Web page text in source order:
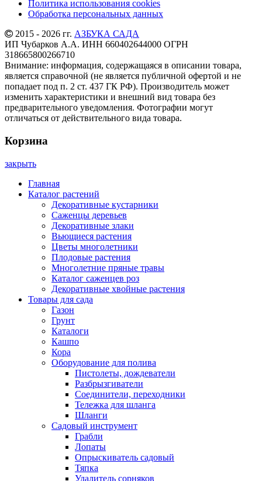
Политика использования cookies
Обработка персональных данных
2015 - 2026 гг. АЗБУКА САДА
ИП Чубарков А.А. ИНН 660402644000 ОГРН
318665800266710
Внимание: информация, содержащаяся в описании товара,
является справочной (не является публичной офертой и не
попадает под п. 2 ст. 437 ГК РФ). Производитель может
изменить характеристики и внешний вид товара без
предварительного уведомления. Фотографии могут
отличаться от действительного вида товара.
Корзина
закрыть
Главная
Каталог растений
Декоративные кустарники
Саженцы деревьев
Декоративные злаки
Вьющиеся растения
Цветы многолетники
Плодовые растения
Многолетние пряные травы
Каталог саженцев роз
Декоративные хвойные растения
Товары для сада
Газон
Грунт
Каталоги
Кашпо
Кора
Оборудование для полива
Пистолеты, дождеватели
Разбрызгиватели
Соединители, переходники
Тележка для шланга
Шланги
Садовый инструмент
Грабли
Лопаты
Опрыскиватель садовый
Тяпка
Удалитель сорняков